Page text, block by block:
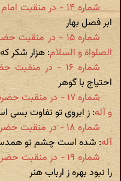
شماره ۱۴ - در منقبت امام علی نقی (ع)‏
ابر فصل بهار
شماره ۱۵ - در
الصلواة و السلام: هزار شکر
شماره ۱۶ - در منقبت حضرت امام حسین (ع)‏
احتیاج با گوهر
شماره ۱۷ - در
و آله: ز ابروی تو تفاوت بسی
شماره ۱۸ - در
آله: شده است چشم تو
شماره ۱۹ - در منقبت حضرت امیرالمؤمنین علیه السلام
را نبود بهره ز ارباب هنر